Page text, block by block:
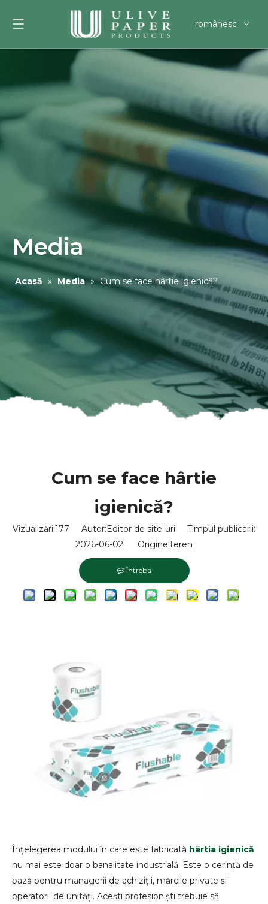
românesc
Português
Deutsch
한국어
Filipino
svenska
Media
Acasă » Media » Cum se face hârtie igienică?
Cum se face hârtie
igienică?
Vizualizări:177 Autor:Editor de site-uri Timpul publicarii:
2026-06-02 Origine:teren
Întreba
Înțelegerea modului în care este fabricată hârtia igienică
nu mai este doar o banalitate industrială. Este o cerință de
bază pentru managerii de achiziții, mărcile private și
operatorii de unități. Acești profesioniști trebuie să